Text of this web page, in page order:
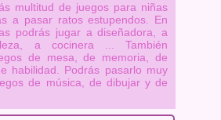
multitud de juegos para niñas
a pasar ratos estupendos. En
podrás jugar a diseñadora, a
a cocinera ... También
de mesa, de memoria, de
habilidad. Podrás pasarlo muy
de música, de dibujar y de